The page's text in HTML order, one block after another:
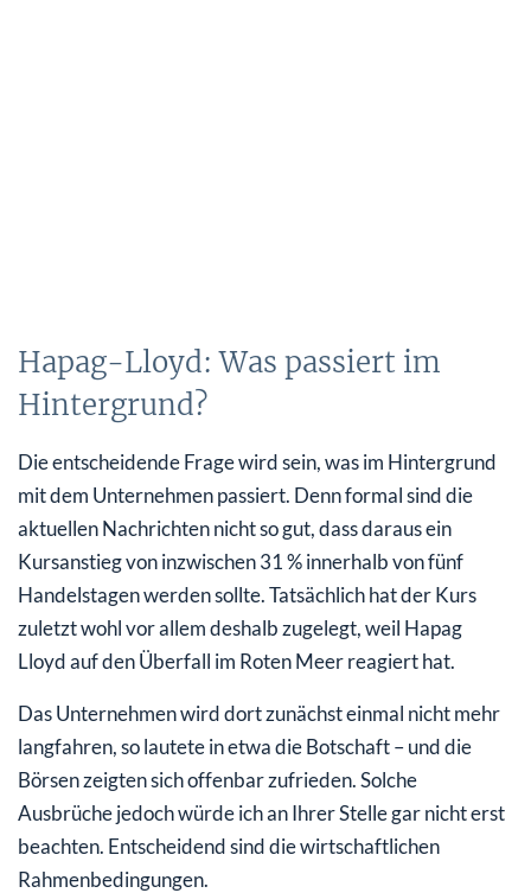
Hapag-Lloyd: Was passiert im
Hintergrund?
Die entscheidende Frage wird sein, was im Hintergrund
mit dem Unternehmen passiert. Denn formal sind die
aktuellen Nachrichten nicht so gut, dass daraus ein
Kursanstieg von inzwischen 31 % innerhalb von fünf
Handelstagen werden sollte. Tatsächlich hat der Kurs
zuletzt wohl vor allem deshalb zugelegt, weil Hapag
Lloyd auf den Überfall im Roten Meer reagiert hat.
Das Unternehmen wird dort zunächst einmal nicht mehr
langfahren, so lautete in etwa die Botschaft – und die
Börsen zeigten sich offenbar zufrieden. Solche
Ausbrüche jedoch würde ich an Ihrer Stelle gar nicht erst
beachten. Entscheidend sind die wirtschaftlichen
Rahmenbedingungen.